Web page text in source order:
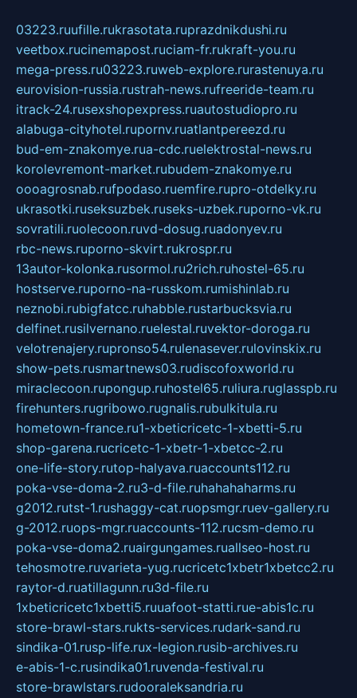
03223.ruufille.rukrasotata.ruprazdnikdushi.ru
veetbox.rucinemapost.ruciam-fr.rukraft-you.ru
mega-press.ru03223.ruweb-explore.rurastenuya.ru
eurovision-russia.rustrah-news.rufreeride-team.ru
itrack-24.rusexshopexpress.ruautostudiopro.ru
alabuga-cityhotel.rupornv.ruatlantpereezd.ru
bud-em-znakomye.rua-cdc.ruelektrostal-news.ru
korolevremont-market.rubudem-znakomye.ru
oooagrosnab.rufpodaso.ruemfire.rupro-otdelky.ru
ukrasotki.ruseksuzbek.ruseks-uzbek.ruporno-vk.ru
sovratili.ruolecoon.ruvd-dosug.ruadonyev.ru
rbc-news.ruporno-skvirt.rukrospr.ru
13autor-kolonka.rusormol.ru2rich.ruhostel-65.ru
hostserve.ruporno-na-russkom.rumishinlab.ru
neznobi.rubigfatcc.ruhabble.rustarbucksvia.ru
delfinet.rusilvernano.ruelestal.ruvektor-doroga.ru
velotrenajery.rupronso54.rulenasever.rulovinskix.ru
show-pets.rusmartnews03.rudiscofoxworld.ru
miraclecoon.rupongup.ruhostel65.ruliura.ruglasspb.ru
firehunters.rugribowo.rugnalis.rubulkitula.ru
hometown-france.ru1-xbeticricetc-1-xbetti-5.ru
shop-garena.rucricetc-1-xbetr-1-xbetcc-2.ru
one-life-story.rutop-halyava.ruaccounts112.ru
poka-vse-doma-2.ru3-d-file.ruhahahaharms.ru
g2012.rutst-1.rushaggy-cat.ruopsmgr.ruev-gallery.ru
g-2012.ruops-mgr.ruaccounts-112.rucsm-demo.ru
poka-vse-doma2.ruairgungames.ruallseo-host.ru
tehosmotre.ruvarieta-yug.rucricetc1xbetr1xbetcc2.ru
raytor-d.ruatillagunn.ru3d-file.ru
1xbeticricetc1xbetti5.ruuafoot-statti.rue-abis1c.ru
store-brawl-stars.rukts-services.rudark-sand.ru
sindika-01.rusp-life.rux-legion.rusib-archives.ru
e-abis-1-c.rusindika01.ruvenda-festival.ru
store-brawlstars.rudooraleksandria.ru